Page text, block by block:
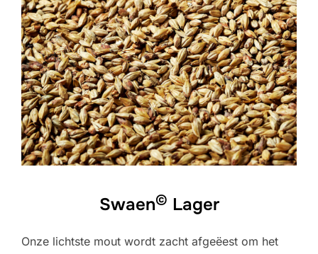
Swaen© Lager
Onze lichtste mout wordt zacht afgeëest om het